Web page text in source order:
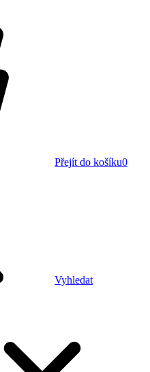
Přejít do košíku0
Vyhledat